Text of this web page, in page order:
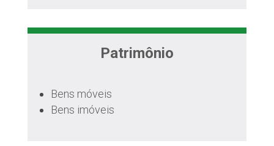
Patrimônio
Bens móveis
Bens imóveis